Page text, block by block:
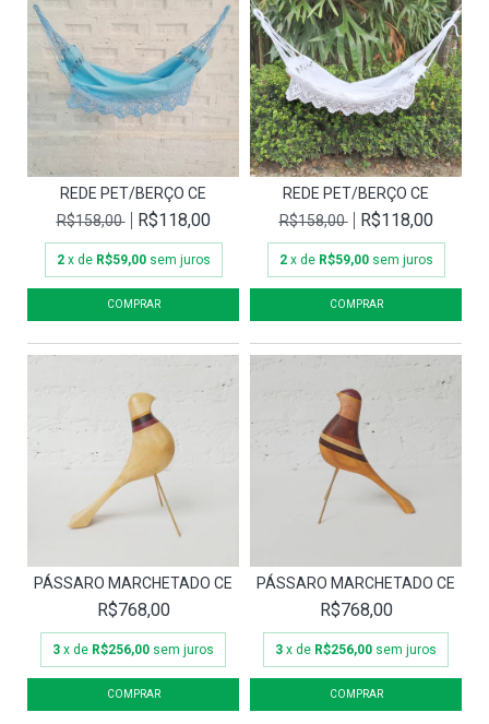
REDE PET/BERÇO CE
R$158,00
R$118,00
2 x de R$59,00 sem juros
REDE PET/BERÇO CE
R$158,00
R$118,00
2 x de R$59,00 sem juros
PÁSSARO MARCHETADO CE
R$768,00
3 x de R$256,00 sem juros
PÁSSARO MARCHETADO CE
R$768,00
3 x de R$256,00 sem juros